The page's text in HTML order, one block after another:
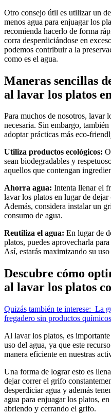
Otro consejo útil es utilizar un
menos agua para enjuagar los
recomienda hacerlo de forma
corra desperdiciándose en
podemos contribuir a la
como es el agua.
Maneras sencillas
al lavar los platos
Para muchos de nosotros, lavar
necesaria. Sin embargo,
adoptar prácticas más eco-
Utiliza productos ecológicos:
sean biodegradables y
aquellos que contengan
Ahorra agua: Intenta llenar el
lavar los platos en lugar de
Además, considera instalar un
consumo de agua.
Reutiliza el agua: En lugar de
platos, puedes aprovecharla
Así, estarás maximizando su
Descubre cómo
al lavar los platos
Quizás también te interese: La
fregadero sin productos químicos
Al lavar los platos, es
uso del agua, ya que este
manera eficiente en nuestras
Una forma de lograr esto es
dejar correr el grifo
desperdiciar agua y además
agua para enjuagar los platos,
abriendo y cerrando el grifo.